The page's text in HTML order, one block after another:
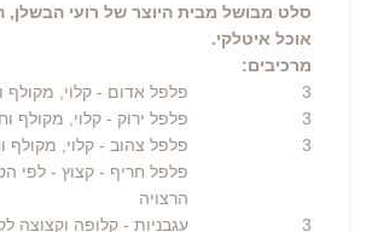
סלט מבושל מבית היוצר של רועי הבשלן,
אוכל איטלקי.
מרכיבים:
3
פלפל אדום - קלוי, מקולף
3
פלפל ירוק - קלוי, מקולף
3
פלפל צהוב - קלוי, מקולף
פלפל חריף - קצוץ - לפי
הרצויה
3
עגבניות - קלופה וקצוצה